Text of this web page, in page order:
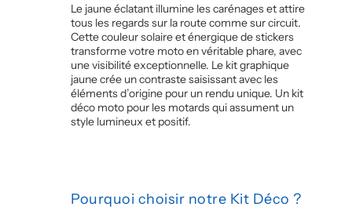
Le jaune éclatant illumine les carénages et attire
tous les regards sur la route comme sur circuit.
Cette couleur solaire et énergique de stickers
transforme votre moto en véritable phare, avec
une visibilité exceptionnelle. Le kit graphique
jaune crée un contraste saisissant avec les
éléments d’origine pour un rendu unique. Un kit
déco moto pour les motards qui assument un
style lumineux et positif.
Pourquoi choisir notre Kit Déco ?